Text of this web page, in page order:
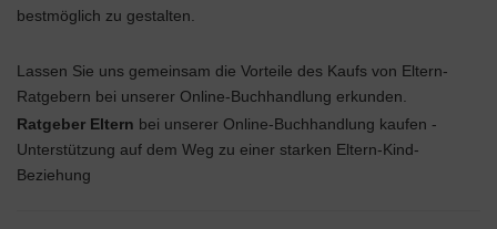
bestmöglich zu gestalten.
Lassen Sie uns gemeinsam die Vorteile des Kaufs von Eltern-
Ratgebern bei unserer Online-Buchhandlung erkunden.
Ratgeber Eltern bei unserer Online-Buchhandlung kaufen -
Unterstützung auf dem Weg zu einer starken Eltern-Kind-
Beziehung